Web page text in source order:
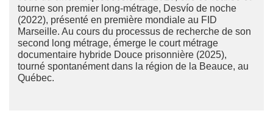
tourne son premier long-métrage, Desvío de noche
(2022), présenté en première mondiale au FID
Marseille. Au cours du processus de recherche de son
second long métrage, émerge le court métrage
documentaire hybride Douce prisonnière (2025),
tourné spontanément dans la région de la Beauce, au
Québec.